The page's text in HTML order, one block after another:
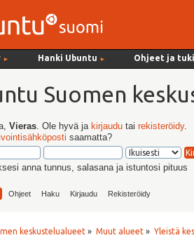
► Hanki Ubuntu ► Ohjeet ja tuki
Suomen
Vieras. Ole hyvä ja kirjaudutai rekisteröidy.
saamatta?
anna tunnus, salasana ja istuntosi pituus
Ohjeet Haku Kirjaudu Rekisteröidy
keskustelualueet » Muut alueet » Yleistä